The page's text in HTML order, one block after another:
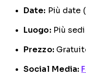
Date: Più date
Luogo:Più
Prezzo:
Social Media: